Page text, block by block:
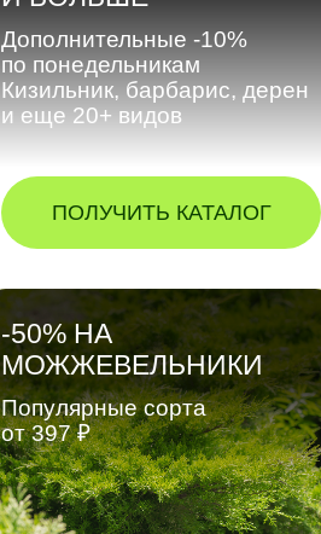
-50% НА
МОЖЖЕВЕЛЬНИКИ
Популярные сорта
от 397 ₽
ПОЛУЧИТЬ КАТАЛОГ
Дополнительные -10%
по понедельникам
Кизильник, барбарис, дерен
и еще 20+ видов